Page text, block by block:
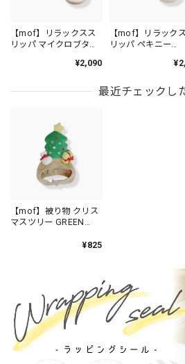
【mof】リラックスス
リッパ マイクロブタ
¥2,090
【mof】リラック
リッパ ペキニー
最近チェックし
【mof】被り物 クリス
マスツリー GREEN
¥825